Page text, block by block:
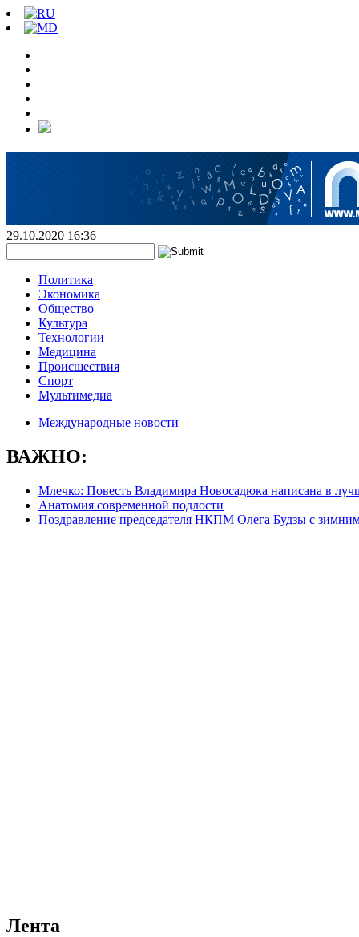
29.10.2020 16:36
Политика
Экономика
Общество
Культура
Технологии
Медицина
Происшествия
Спорт
Мультимедиа
Международные новости
ВАЖНО:
Млечко: Повесть Владимира Новосадюка написана в
Анатомия современной подлости
Поздравление председателя НКПМ Олега Будзы с
Лента